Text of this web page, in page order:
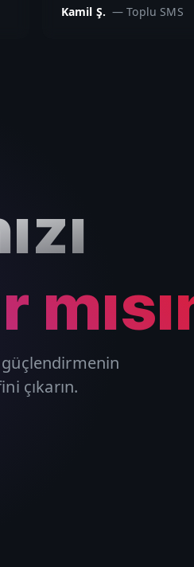
Kamil Ş. —Toplu SMS
çıkarın.